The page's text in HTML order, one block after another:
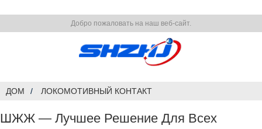
Добро пожаловать на наш веб-сайт.
ДОМ ЛОКОМОТИВНЫЙ КОНТАКТ
ШЖЖ — Лучшее Решение Для Всех